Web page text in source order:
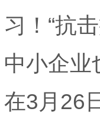
习！“抗
中小企业
在3月26